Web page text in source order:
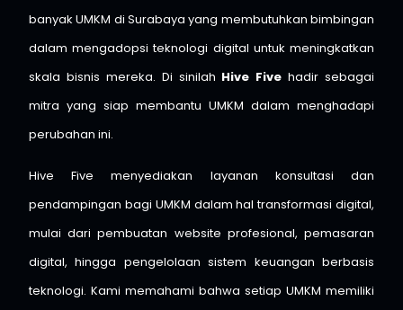
banyak UMKM di Surabaya yang membutuhkan bimbingan
dalam mengadopsi teknologi digital untuk meningkatkan
skala bisnis mereka. Di sinilah Hive Five hadir sebagai
mitra yang siap membantu UMKM dalam menghadapi
perubahan ini.
Hive Five menyediakan layanan konsultasi dan
pendampingan bagi UMKM dalam hal transformasi digital,
mulai dari pembuatan website profesional, pemasaran
digital, hingga pengelolaan sistem keuangan berbasis
teknologi. Kami memahami bahwa setiap UMKM memiliki